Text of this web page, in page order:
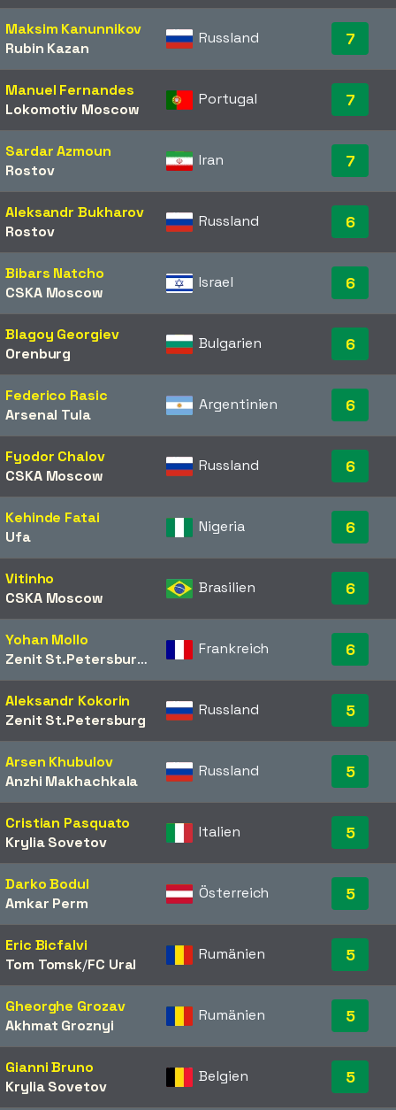
Maksim Kanunnikov
Rubin Kazan
Russland 7
Manuel Fernandes
Lokomotiv Moscow
Portugal 7
Sardar Azmoun
Rostov
Iran 7
Aleksandr Bukharov
Rostov
Russland 6
Bibars Natcho
CSKA Moscow
Israel 6
Blagoy Georgiev
Orenburg
Bulgarien 6
Federico Rasic
Arsenal Tula
Argentinien 6
Fyodor Chalov
CSKA Moscow
Russland 6
Kehinde Fatai
Ufa
Nigeria 6
Vitinho
CSKA Moscow
Brasilien 6
Yohan Mollo
Zenit St.Petersburg /​ Krylia Sovetov
Frankreich 6
Aleksandr Kokorin
Zenit St.Petersburg
Russland 5
Arsen Khubulov
Anzhi Makhachkala
Russland 5
Cristian Pasquato
Krylia Sovetov
Italien 5
Darko Bodul
Amkar Perm
Österreich 5
Eric Bicfalvi
Tom Tomsk/​FC Ural
Rumänien 5
Gheorghe Grozav
Akhmat Groznyi
Rumänien 5
Gianni Bruno
Krylia Sovetov
Belgien 5